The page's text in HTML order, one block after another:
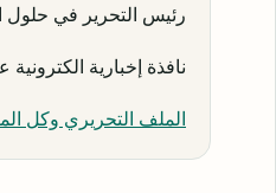
رئيس التحرير في حلول
نافذة إخبارية
الملف التحريري وكل